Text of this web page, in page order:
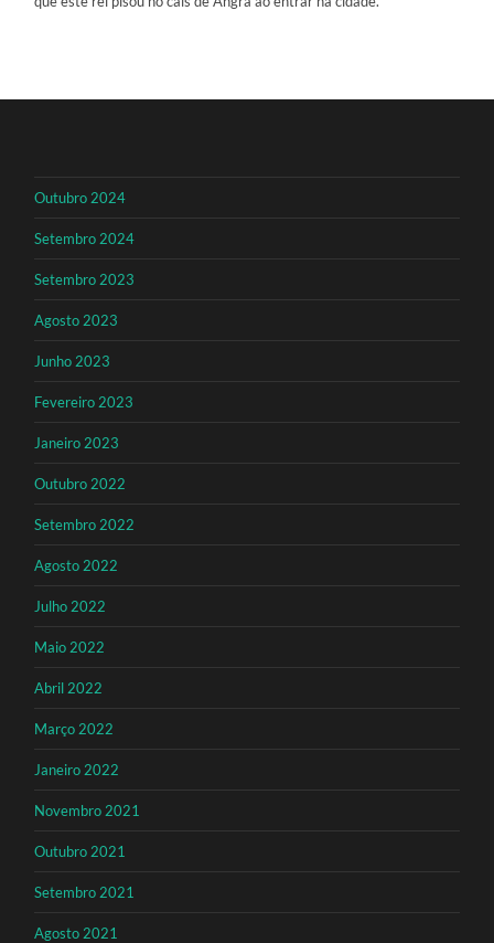
Outubro 2024
Setembro 2024
Setembro 2023
Agosto 2023
Junho 2023
Fevereiro 2023
Janeiro 2023
Outubro 2022
Setembro 2022
Agosto 2022
Julho 2022
Maio 2022
Abril 2022
Março 2022
Janeiro 2022
Novembro 2021
Outubro 2021
Setembro 2021
Agosto 2021